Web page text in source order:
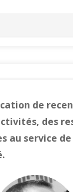
de
des
au service